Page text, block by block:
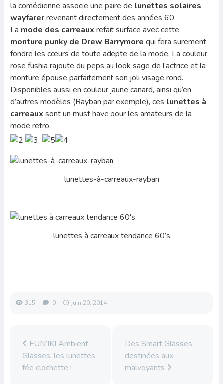
la comédienne associe une paire de lunettes solaires
wayfarerrevenant directement des années 60.
La mode des carreaux refait surface avec cette
monture punky de Drew Barrymore qui fera surement
fondre les cœurs de toute adepte de la mode. La couleur
rose fushia rajoute du peps au look sage de l’actrice et la
monture épouse parfaitement son joli visage rond.
Disponibles aussi en couleur jaune canard, ainsi qu’en
d’autres modèles (Rayban par exemple), ces lunettes à
carreaux sont un must have pour les amateurs de la
mode retro.
lunettes-à-carreaux-rayban
lunettes à carreaux tendance 60’s
315 0 juin 20, 2014
FUN’IKI Ambient
Glasses, les lunettes
fée clochette !
Des Smart Glasses
destinées aux
malvoyants